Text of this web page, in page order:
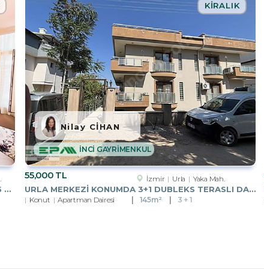
POLİGON METRO & İNÖNÜ CADDESİ YAKINI 3+1 135 M2 SATILIK DAİRE
55,000 TL İzmir Urla Yaka Mah.
URLA MERKEZI KONUMDA 3+1 DUBLEKS TERASLI DAIRE KIRALIK
KIRALIK
Konut Apartman Dairesi 145m² 3 + 1
İNCİ GAYRİMENKUL
Nilay CİHAN